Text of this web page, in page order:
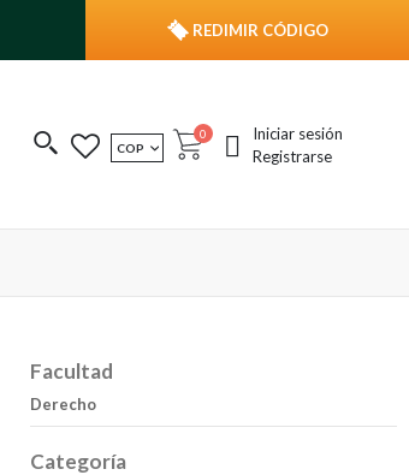
REDIMIR CÓDIGO
MONEDA
COP Cart
0 publicacionesIniciar sesión
Registrarse
Facultad
Derecho
Categoría